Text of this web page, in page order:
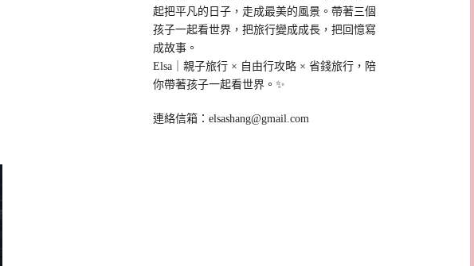
起把平凡的日子，走成最美的風景。帶著三個
孩子一起看世界，把旅行變成成長，把回憶寫
成故事。
Elsa｜親子旅行 × 自由行攻略 × 省錢旅行，陪
你帶著孩子一起看世界。✨
連絡信箱：elsashang@gmail.com